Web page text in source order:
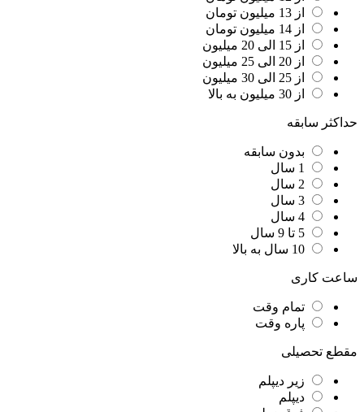
از 13 میلیون تومان
از 14 میلیون تومان
از 15 الی 20 میلیون
از 20 الی 25 میلیون
از 25 الی 30 میلیون
از 30 میلیون به بالا
حداکثر سابقه
بدون سابقه
1 سال
2 سال
3 سال
4 سال
5 تا 9 سال
10 سال به بالا
ساعت کاری
تمام وقت
پاره وقت
مقطع تحصیلی
زیر دیپلم
دیپلم